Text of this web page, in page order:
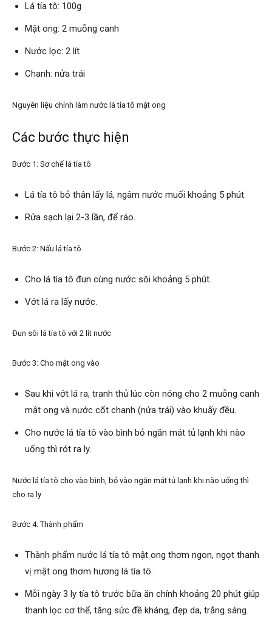
Lá tía tô: 100g
Mật ong: 2 muỗng canh
Nước lọc: 2 lít
Chanh: nửa trái
Nguyên liệu chính làm nước lá tía tô mật ong
Các bước thực hiện
Bước 1: Sơ chế lá tía tô
Lá tía tô bỏ thân lấy lá, ngâm nước muối khoảng 5 phút.
Rửa sạch lại 2-3 lần, để ráo.
Bước 2: Nấu lá tía tô
Cho lá tía tô đun cùng nước sôi khoảng 5 phút.
Vớt lá ra lấy nước.
Đun sôi lá tía tô với 2 lít nước
Bước 3: Cho mật ong vào
Sau khi vớt lá ra, tranh thủ lúc còn nóng cho 2 muỗng canh
mật ong và nước cốt chanh (nửa trái) vào khuấy đều.
Cho nước lá tía tô vào bình bỏ ngăn mát tủ lạnh khi nào
uống thì rót ra ly.
Nước lá tía tô cho vào bình, bỏ vào ngăn mát tủ lạnh khi nào uống thì
cho ra ly
Bước 4: Thành phẩm
Thành phẩm nước lá tía tô mật ong thơm ngon, ngọt thanh
vị mật ong thơm hương lá tía tô.
Mỗi ngày 3 ly tía tô trước bữa ăn chính khoảng 20 phút giúp
thanh lọc cơ thể, tăng sức đề kháng, đẹp da, trắng sáng.